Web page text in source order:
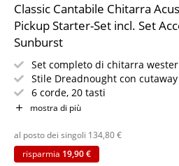
Classic Cantabile Chitarra
Pickup Starter-Set incl. Set
Sunburst
Set completo di chitarra
Stile Dreadnought con
6 corde, 20 tasti
Incl. custodia, plettri, corde di
Colore: Sunburst
mostra di più
al posto dei singoli 134,80€
risparmia 19,90 €